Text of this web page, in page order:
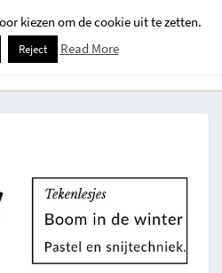
kiezen om de cookie uit te zetten.
Reject Read More